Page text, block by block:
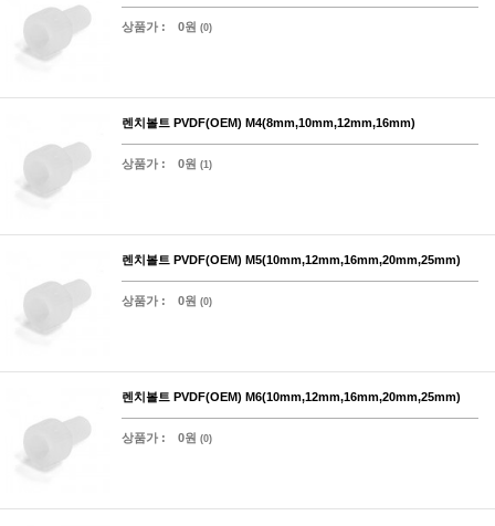
상품가 : 0원 (0)
렌치볼트 PVDF(OEM) M4(8mm,10mm,12mm,16mm)
상품가 : 0원 (1)
렌치볼트 PVDF(OEM) M5(10mm,12mm,16mm,20mm,25mm)
상품가 : 0원 (0)
렌치볼트 PVDF(OEM) M6(10mm,12mm,16mm,20mm,25mm)
상품가 : 0원 (0)